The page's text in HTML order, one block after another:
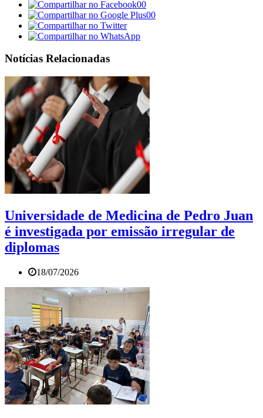
00
00
Notícias Relacionadas
Universidade de Medicina de Pedro Juan
é investigada por emissão irregular de
diplomas
18/07/2026